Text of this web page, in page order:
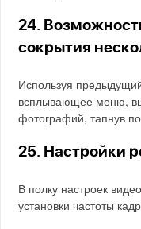
24.
сокрытия
Используя
всплывающее меню,
фотографий, тапнув
25. Настройки
В полку настроек
установки частоты